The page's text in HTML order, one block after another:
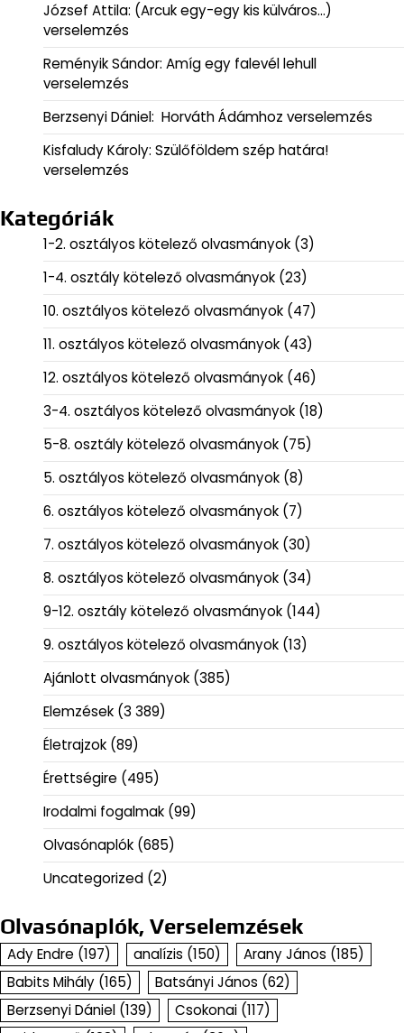
József Attila: (Arcuk egy-egy kis külváros…)
verselemzés
Reményik Sándor: Amíg egy falevél lehull
verselemzés
Berzsenyi Dániel: Horváth Ádámhoz verselemzés
Kisfaludy Károly: Szülőföldem szép határa!
verselemzés
Kategóriák
1-2. osztályos kötelező olvasmányok (3)
1-4. osztály kötelező olvasmányok (23)
10. osztályos kötelező olvasmányok (47)
11. osztályos kötelező olvasmányok (43)
12. osztályos kötelező olvasmányok (46)
3-4. osztályos kötelező olvasmányok (18)
5-8. osztály kötelező olvasmányok (75)
5. osztályos kötelező olvasmányok (8)
6. osztályos kötelező olvasmányok (7)
7. osztályos kötelező olvasmányok (30)
8. osztályos kötelező olvasmányok (34)
9-12. osztály kötelező olvasmányok (144)
9. osztályos kötelező olvasmányok (13)
Ajánlott olvasmányok (385)
Elemzések (3 389)
Életrajzok (89)
Érettségire (495)
Irodalmi fogalmak (99)
Olvasónaplók (685)
Uncategorized (2)
Olvasónaplók, Verselemzések
Ady Endre (197) analízis (150) Arany János (185)
Babits Mihály (165) Batsányi János (62)
Berzsenyi Dániel (139) Csokonai (117)